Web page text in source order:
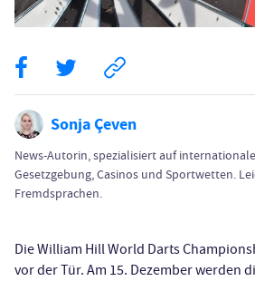
Sonja Çeven
News-Autorin, spezialisiert auf
Gesetzgebung, Casinos und Sportwetten.
Fremdsprachen.
Die William Hill World Darts
vor der Tür. Am 15. Dezember werden